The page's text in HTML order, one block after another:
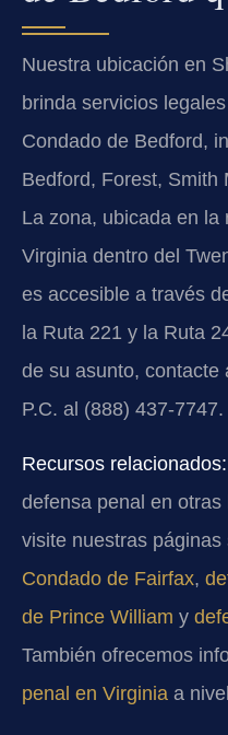
Nuestra ubicación en
brinda servicios
Condado de Bedford,
Bedford, Forest, Smith
La zona, ubicada en la
Virginia dentro del
es accesible a través
la Ruta 221 y la Ruta
de su asunto, contacte
P.C. al (888) 437-7747.
Recursos relacionados:
defensa penal en
visite nuestras páginas
Condado de Fairfax,
de Prince William y
También ofrecemos
penal en Virginia a